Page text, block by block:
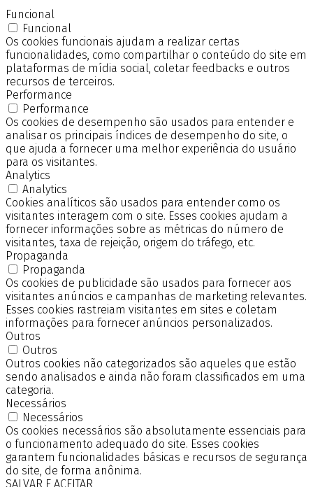
Funcional
Funcional
Os cookies funcionais ajudam a realizar certas
funcionalidades, como compartilhar o conteúdo do site em
plataformas de mídia social, coletar feedbacks e outros
recursos de terceiros.
Performance
Performance
Os cookies de desempenho são usados para entender e
analisar os principais índices de desempenho do site, o
que ajuda a fornecer uma melhor experiência do usuário
para os visitantes.
Analytics
Analytics
Cookies analíticos são usados para entender como os
visitantes interagem com o site. Esses cookies ajudam a
fornecer informações sobre as métricas do número de
visitantes, taxa de rejeição, origem do tráfego, etc.
Propaganda
Propaganda
Os cookies de publicidade são usados para fornecer aos
visitantes anúncios e campanhas de marketing relevantes.
Esses cookies rastreiam visitantes em sites e coletam
informações para fornecer anúncios personalizados.
Outros
Outros
Outros cookies não categorizados são aqueles que estão
sendo analisados e ainda não foram classificados em uma
categoria.
Necessários
Necessários
Os cookies necessários são absolutamente essenciais para
o funcionamento adequado do site. Esses cookies
garantem funcionalidades básicas e recursos de segurança
do site, de forma anônima.
SALVAR E ACEITAR